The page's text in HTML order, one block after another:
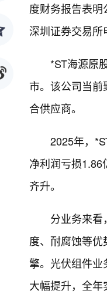
度财务报告表
深圳证券交易所
*ST海源原
市。该公司当
合供应商。
2025年，
净利润亏损
齐升。
分业务来
度、耐腐蚀等
擎。光伏组件
大幅提升，全